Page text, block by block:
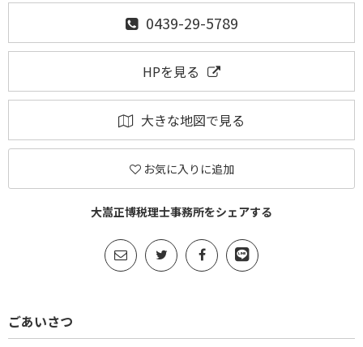
0439-29-5789
HPを見る
大きな地図で見る
お気に入りに追加
大嵩正博税理士事務所をシェアする
ごあいさつ